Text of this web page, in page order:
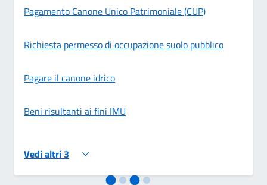
Pagamento Canone Unico Patrimoniale (CUP)
Richiesta permesso di occupazione suolo pubblico
Pagare il canone idrico
Beni risultanti ai fini IMU
Vedi altri 3